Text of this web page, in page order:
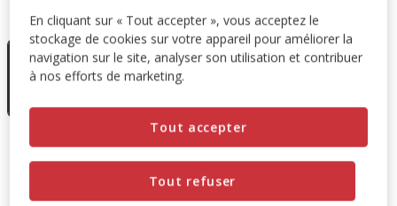
1 unité
1 unité
En rupture
de stock
21.24€
Prix 21.24€, 151.71 EUR par kg
21.24€ (151.71€ / kg)
Temporairement en rupture de stock
En cliquant sur « Tout accepter », vous acceptez le
stockage de cookies sur votre appareil pour améliorer la
navigation sur le site, analyser son utilisation et contribuer
à nos efforts de marketing.
Tout refuser
Tout accepter